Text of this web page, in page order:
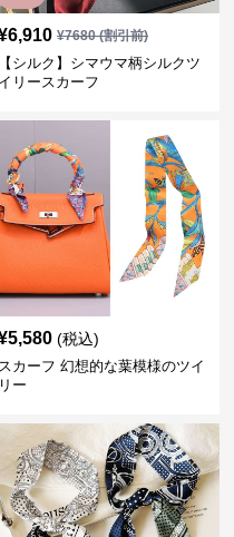
6,910 ¥7680(割引前)
【シルク】シマウマ柄シルクツ
イリースカーフ
5,580 (税込)
スカーフ 幻想的な葉模様のツイ
リー